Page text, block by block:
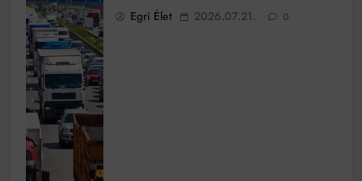
Egri Élet 2026.07.21. 0